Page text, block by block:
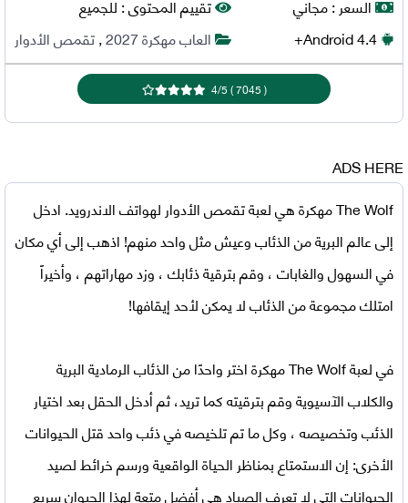
Android4.4+
العاب مهكرة 2027
,تقمص الأدوار
(
7045
)
4/5
ADS HERE
The Wolf مهكرة
هي لعبة تقمص الأدوار لهواتف الاندرويد. ادخل
إلى عالم البرية من الذئاب وعيش مثل واحد منهم! اذهب إلى أي مكان
في السهول والغابات ، وقم بترقية ذئابك ، وزد مهاراتهم ، وأخيراً
امتلك مجموعة من الذئاب لا يمكن لأحد إيقافها!
فيلعبة The Wolf مهكرة
اختر واحدًا من الذئاب الرمادية البرية
والكلاب الآسيوية وقم بترقيته كما تريد، ثم أدخل الحقل بعد اختيار
الذئب وتخصيصه ، وكل ما تم تلخيصه في ذئب واحد قتل الحيوانات
الأخرى: إن الاستمتاع بمناظر الحياة الواقعية ورسم خرائط لصيد
الحيوانات التي لا تعرف الصياد هي أفضل متعة لهذا الحيوان سريع